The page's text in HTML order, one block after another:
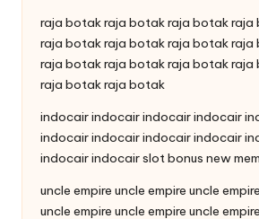
raja botakraja botakraja botakraja
raja botakraja botakraja botakraja
raja botakraja botakraja botakraja
raja botakraja botak
indocairindocairindocairindocair
indocairindocairindocairindocair
indocairindocairslot bonus new
uncle empire uncle empire uncle empire
uncle empire uncle empire uncle empire